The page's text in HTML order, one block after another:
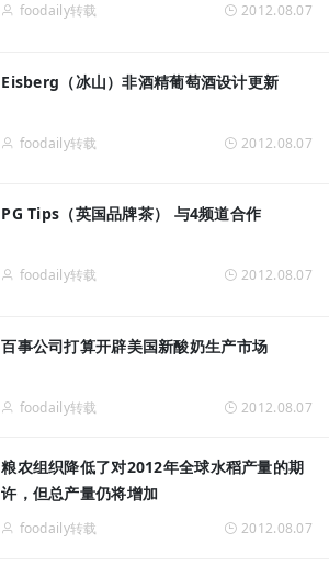
foodaily转载 2012.08.07
Eisberg（冰山）非酒精葡萄酒设计更新
foodaily转载 2012.08.07
PG Tips（英国品牌茶） 与4频道合作
foodaily转载 2012.08.07
百事公司打算开辟美国新酸奶生产市场
foodaily转载 2012.08.07
粮农组织降低了对2012年全球水稻产量的期
许，但总产量仍将增加
foodaily转载 2012.08.07